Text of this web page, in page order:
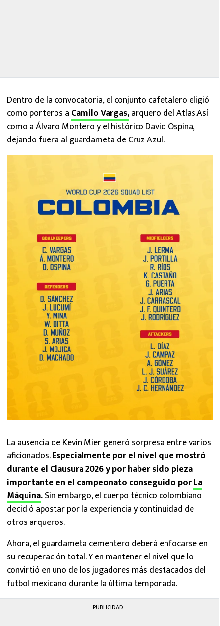
Dentro de la convocatoria, el conjunto cafetalero eligió
como porteros a Camilo Vargas,arquero del Atlas.Así
como a Álvaro Montero y el histórico David Ospina,
dejando fuera al guardameta de Cruz Azul.
La ausencia de Kevin Mier generó sorpresa entre varios
aficionados.Especialmente por el nivel que mostró
durante el Clausura 2026 y por haber sido pieza
importante en el campeonato conseguido porLa
Máquina.Sin embargo, el cuerpo técnico colombiano
decidió apostar por la experiencia y continuidad de
otros arqueros.
Ahora, el guardameta cementero deberá enfocarse en
su recuperación total. Y en mantener el nivel que lo
convirtió en uno de los jugadores más destacados del
futbol mexicano durante la última temporada.
PUBLICIDAD